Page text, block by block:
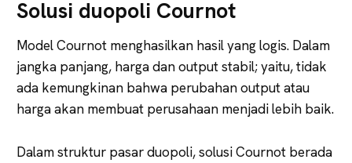
Solusi duopoli Cournot
Model Cournot menghasilkan hasil yang logis. Dalam
jangka panjang, harga dan output stabil; yaitu, tidak
ada kemungkinan bahwa perubahan output atau
harga akan membuat perusahaan menjadi lebih baik.
Dalam struktur pasar duopoli, solusi Cournot berada